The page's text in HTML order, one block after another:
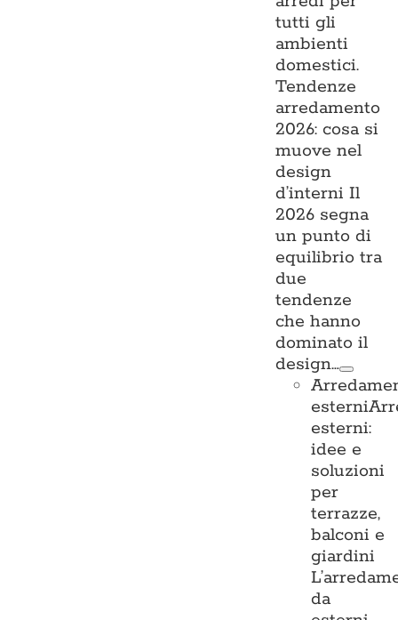
tutti gli
ambienti
domestici.
Tendenze
arredamento
2026: cosa si
muove nel
design
d’interni Il
2026 segna
un punto di
equilibrio tra
due
tendenze
che hanno
dominato il
design…
esterni
esterni:
idee e
soluzioni
per
terrazze,
balconi e
giardini
da